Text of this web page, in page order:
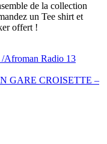
de la collection
un Tee shirt et
offert !
Afroman Radio 13
GARE CROISETTE –